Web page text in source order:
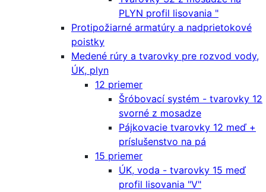
PLYN profil lisovania "
Protipožiarné armatúry a nadprietokové
poistky
Medené rúry a tvarovky pre rozvod vody,
ÚK, plyn
12 priemer
Šróbovací systém - tvarovky 12
svorné z mosadze
Pájkovacie tvarovky 12 meď +
príslušenstvo na pá
15 priemer
ÚK, voda - tvarovky 15 meď
profil lisovania "V"